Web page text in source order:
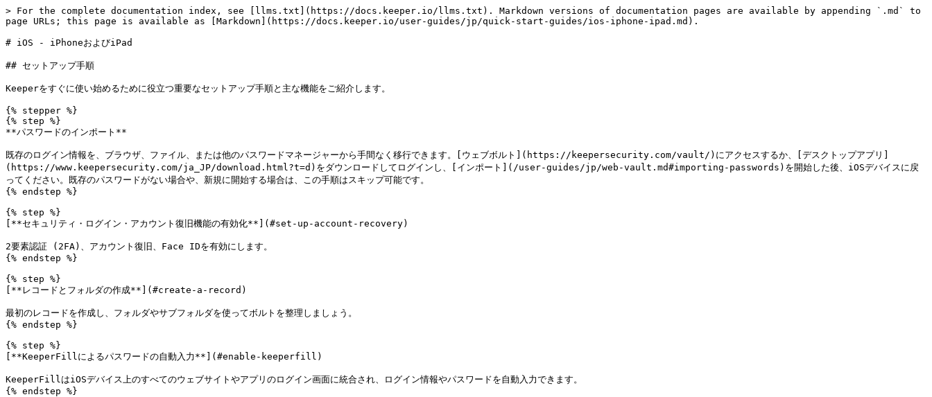
> For the complete documentation index, see [llms.txt](https://docs.keeper.io/llms.txt). Markdown versions of documentation pages are available by appending `.md` to
page URLs; this page is available as [Markdown](https://docs.keeper.io/user-guides/jp/quick-start-guides/ios-iphone-ipad.md).
# iOS - iPhoneおよびiPad
## セットアップ手順
Keeperをすぐに使い始めるために役立つ重要なセットアップ手順と主な機能をご紹介します。
{% stepper %}
{% step %}
**パスワードのインポート**
既存のログイン情報を、ブラウザ、ファイル、または他のパスワードマネージャーから手間なく移行できます。[ウェブボルト](https://keepersecurity.com/vault/)にアクセスするか、[デスクトップアプリ]
(https://www.keepersecurity.com/ja_JP/download.html?t=d)をダウンロードしてログインし、[インポート](/user-guides/jp/web-vault.md#importing-passwords)を開始した後、iOSデバイスに戻
ってください。既存のパスワードがない場合や、新規に開始する場合は、この手順はスキップ可能です。
{% endstep %}
{% step %}
[**セキュリティ・ログイン・アカウント復旧機能の有効化**](#set-up-account-recovery)
2要素認証 (2FA)、アカウント復旧、Face IDを有効にします。
{% endstep %}
{% step %}
[**レコードとフォルダの作成**](#create-a-record)
最初のレコードを作成し、フォルダやサブフォルダを使ってボルトを整理しましょう。
{% endstep %}
{% step %}
[**KeeperFillによるパスワードの自動入力**](#enable-keeperfill)
KeeperFillはiOSデバイス上のすべてのウェブサイトやアプリのログイン画面に統合され、ログイン情報やパスワードを自動入力できます。
{% endstep %}